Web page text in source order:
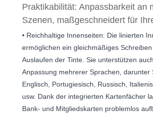
Praktikabilität: Anpassbarkeit an
Szenen, maßgeschneidert für
• Reichhaltige Innenseiten: Die linierten
ermöglichen ein gleichmäßiges
Auslaufen der Tinte. Sie unterstützen
Anpassung mehrerer Sprachen, darunter
Englisch, Portugiesisch, Russisch,
usw. Dank der integrierten Kartenfächer
Bank- und Mitgliedskarten problemlos